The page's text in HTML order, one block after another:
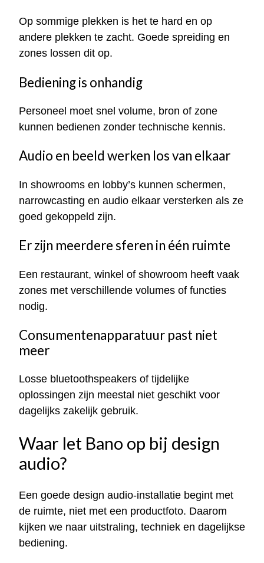
Op sommige plekken is het te hard en op
andere plekken te zacht. Goede spreiding en
zones lossen dit op.
Bediening is onhandig
Personeel moet snel volume, bron of zone
kunnen bedienen zonder technische kennis.
Audio en beeld werken los van elkaar
In showrooms en lobby’s kunnen schermen,
narrowcasting en audio elkaar versterken als ze
goed gekoppeld zijn.
Er zijn meerdere sferen in één ruimte
Een restaurant, winkel of showroom heeft vaak
zones met verschillende volumes of functies
nodig.
Consumentenapparatuur past niet
meer
Losse bluetoothspeakers of tijdelijke
oplossingen zijn meestal niet geschikt voor
dagelijks zakelijk gebruik.
Waar let Bano op bij design
audio?
Een goede design audio-installatie begint met
de ruimte, niet met een productfoto. Daarom
kijken we naar uitstraling, techniek en dagelijkse
bediening.